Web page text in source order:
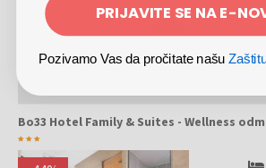
36802 RSD
Bo33 Hotel Family & Suites - Wellness
PRIJAVITE SE NA E-
Pozivamo Vas da pročitate našu